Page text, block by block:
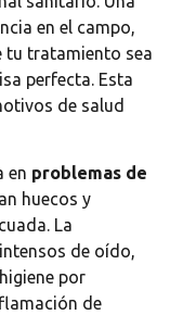
en el campo,
tu tratamiento sea
perfecta. Esta
de salud
en problemas de
huecos y
La
de oído,
por
de